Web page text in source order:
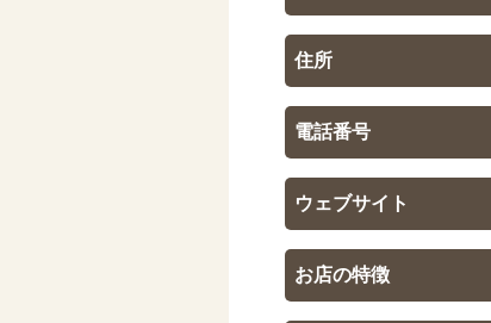
住所
電話番号
ウェブサイト
お店の特徴